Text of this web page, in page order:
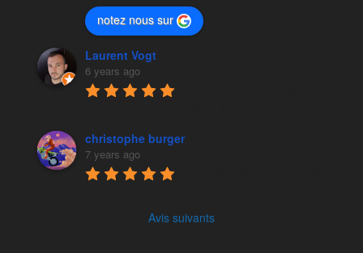
notez nous sur
Laurent Vogt
6 years ago
christophe burger
7 years ago
Avis suivants